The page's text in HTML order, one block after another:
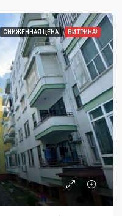
СНИЖЕННАЯ ЦЕНА ВИТРИНА!